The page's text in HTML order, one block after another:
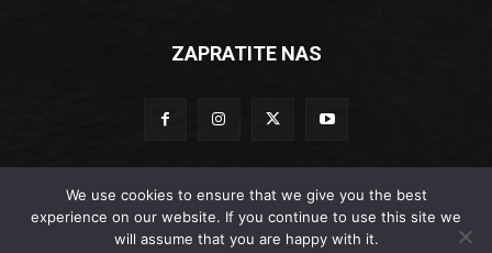
ZAPRATITE NAS
© Dubrovniknet.hr 2019
We use cookies to ensure that we give you the best
experience on our website. If you continue to use this site we
will assume that you are happy with it.